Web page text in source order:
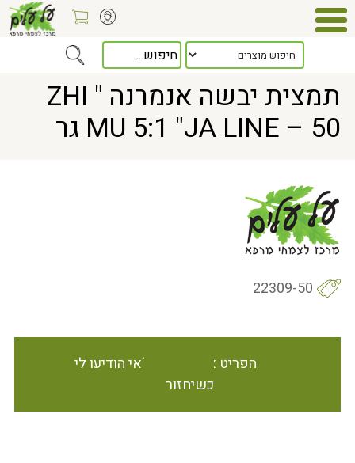
> תמצית יבשה אנמרנה " ZHI MU 5:1 "JA LINE – 50 גר
תמצית יבשה אנמרנה " ZHI
MU 5:1 "JA LINE – 50 גר
22309-50
הפריט אינו זמין במלאי הודיעו לי
כשיחזור